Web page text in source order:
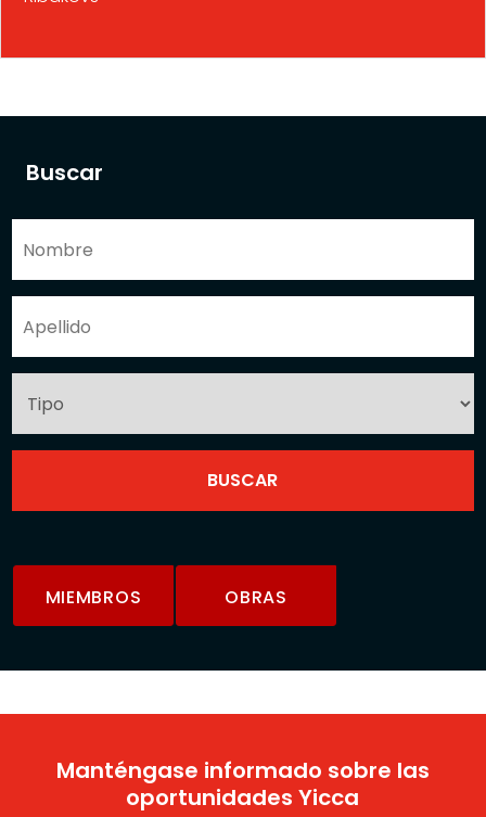
Buscar
MIEMBROS OBRAS
Manténgase informado sobre las
oportunidades Yicca